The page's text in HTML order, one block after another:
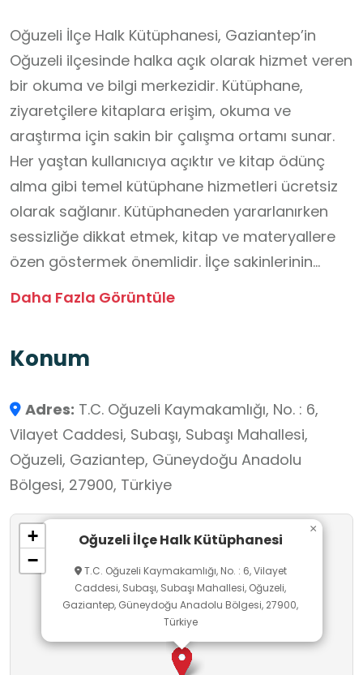
Oğuzeli İlçe Halk Kütüphanesi, Gaziantep’in
Oğuzeli ilçesinde halka açık olarak hizmet veren
bir okuma ve bilgi merkezidir. Kütüphane,
ziyaretçilere kitaplara erişim, okuma ve
araştırma için sakin bir çalışma ortamı sunar.
Her yaştan kullanıcıya açıktır ve kitap ödünç
alma gibi temel kütüphane hizmetleri ücretsiz
olarak sağlanır. Kütüphaneden yararlanırken
sessizliğe dikkat etmek, kitap ve materyallere
özen göstermek önemlidir. İlçe sakinlerinin
bilgiye ulaşmasını ve okuma alışkanlığını
Daha Fazla Görüntüle
Konum
Adres: T.C. Oğuzeli Kaymakamlığı, No. : 6,
Vilayet Caddesi, Subaşı, Subaşı Mahallesi,
Oğuzeli, Gaziantep, Güneydoğu Anadolu
Bölgesi, 27900, Türkiye
Oğuzeli İlçe Halk Kütüphanesi
T.C. Oğuzeli Kaymakamlığı, No. : 6, Vilayet
Caddesi, Subaşı, Subaşı Mahallesi, Oğuzeli,
Gaziantep, Güneydoğu Anadolu Bölgesi, 27900,
Türkiye
×
+
−